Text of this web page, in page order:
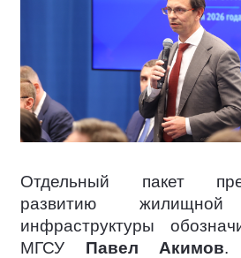
Отдельный пакет
развитию
инфраструктуры
МГСУ Павел Акимов.